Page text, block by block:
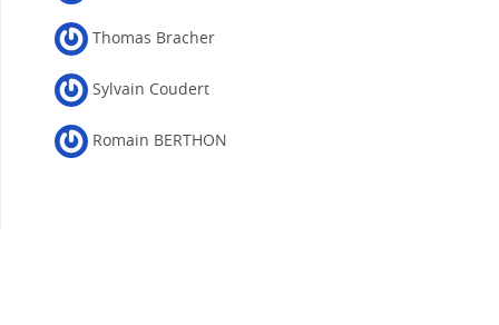
Thomas Bracher
Sylvain Coudert
Romain BERTHON